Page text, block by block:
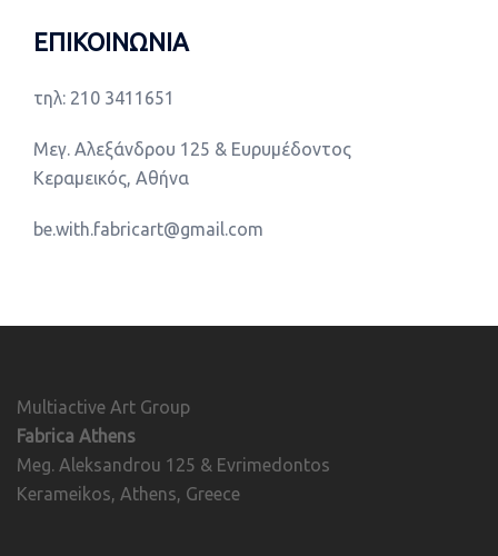
ΕΠΙΚΟΙΝΩΝΙΑ
τηλ: 210 3411651
Μεγ. Αλεξάνδρου 125 & Ευρυμέδοντος
Κεραμεικός, Αθήνα
be.with.fabricart@gmail.com
Multiactive Art Group
Fabrica Athens
Meg. Aleksandrou 125 & Evrimedontos
Kerameikos, Athens, Greece